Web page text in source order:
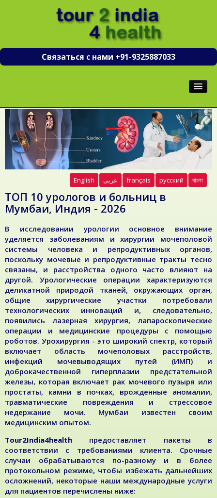
Связаться с нами +91-9325887033
ХИРУРГИ
БОЛЬНИЦЫ
ТУРИЗМ বাংলা
русский
français عربى English
ТОП 10 урологов и больниц в
Мумбаи, Индия - 2026
В исследовании урологии основное внимание
уделяется заболеваниям и хирургии мочеполовой
системы человека и репродуктивных органов,
поскольку мочевые и репродуктивные тракты тесно
связаны, и расстройства одного часто влияют на
другой. Урологические операции характеризуются
деликатной природой тканей, окружающих орган,
общие хирургические участки потребовали
технологических инноваций и, следовательно,
появились лазерная хирургия, лапароскопические
операции и медицинские процедуры с помощью
роботов. Урохирургия - это широкий спектр, который
включает область мочеполовых расстройств,
инфекций мочевыводящих путей (ИМП) и
доброкачественной гиперплазии предстательной
железы, которая включает рак мочевого пузыря или
простаты, камни в почках, врожденные аномалии,
травматические повреждения и стрессовое
недержание мочи. Мумбаи известен своим
медицинским опытом.
Tour2India4health предоставляет пакеты в
соответствии с требованиями клиента. Срочные
случаи обрабатываются по-разному и в более
протокольном режиме, чтобы избежать дальнейших
осложнений, некоторые наши международные услуги
для пациентов перечислены ниже: